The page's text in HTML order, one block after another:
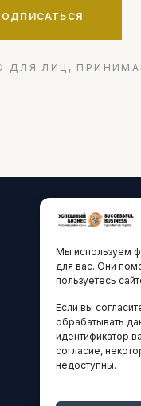
Мы используем
для вас. Они
пользуетесь
Если вы
обрабатывать
идентификатор
согласие,
недоступны.
ЛИЦ,
Стартапы и
Цифровая
Остальные
ДЕЛОВОЕ